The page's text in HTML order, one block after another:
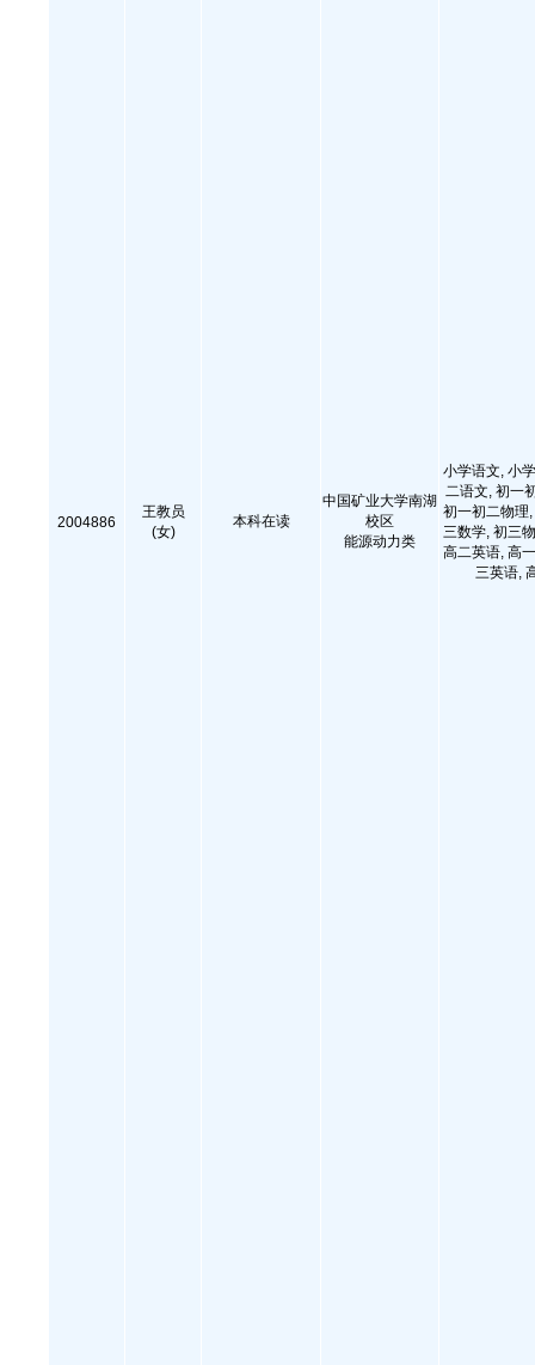
2004886
王教员
(女)
本科在读
中国矿业大学南湖
校区
能源动力类
小学语文, 小
二语文, 初一
初一初二物理
三数学, 初三
高二英语, 高
三英语,